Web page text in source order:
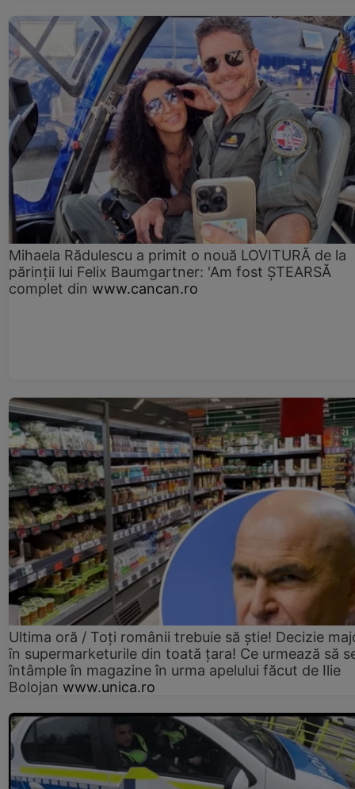
Mihaela Rădulescu a primit o nouă LOVITURĂ de la
părinții lui Felix Baumgartner: 'Am fost ȘTEARSĂ
complet din www.cancan.ro
Ultima oră / Toți românii trebuie să știe! Decizie
în supermarketurile din toată țara! Ce urmează să
întâmple în magazine în urma apelului făcut de Ilie
Bolojan www.unica.ro